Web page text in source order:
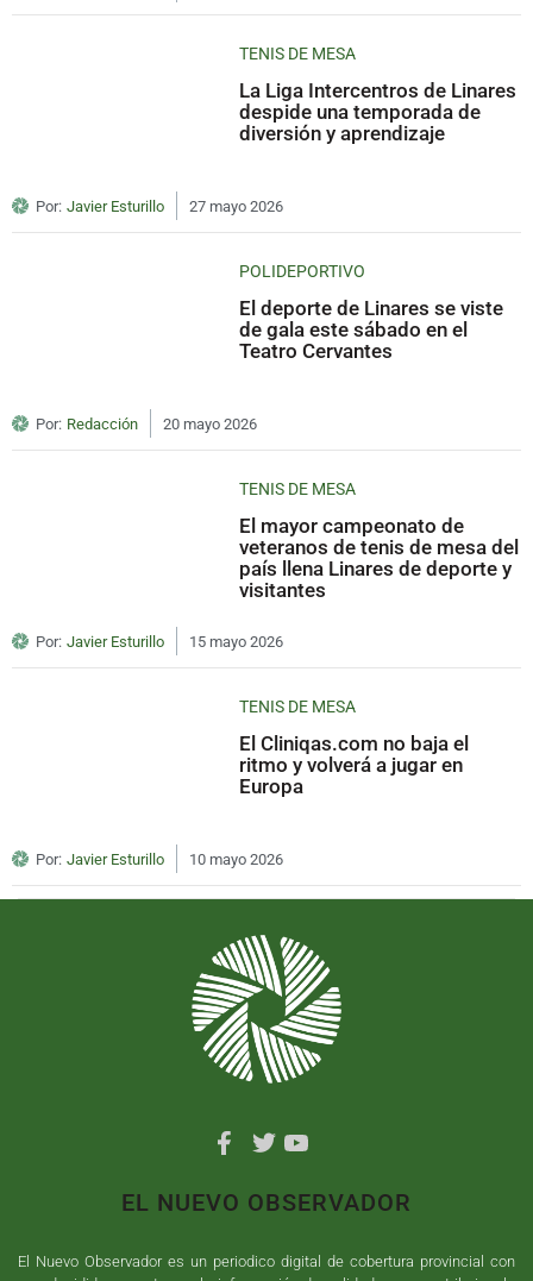
TENIS DE MESA
La Liga Intercentros de Linares
despide una temporada de
diversión y aprendizaje
Por: Javier Esturillo 27 mayo 2026
POLIDEPORTIVO
El deporte de Linares se viste
de gala este sábado en el
Teatro Cervantes
Por: Redacción 20 mayo 2026
TENIS DE MESA
El mayor campeonato de
veteranos de tenis de mesa del
país llena Linares de deporte y
visitantes
Por: Javier Esturillo 15 mayo 2026
TENIS DE MESA
El Cliniqas.com no baja el
ritmo y volverá a jugar en
Europa
Por: Javier Esturillo 10 mayo 2026
EL NUEVO OBSERVADOR
El Nuevo Observador es un periodico digital de cobertura provincial con